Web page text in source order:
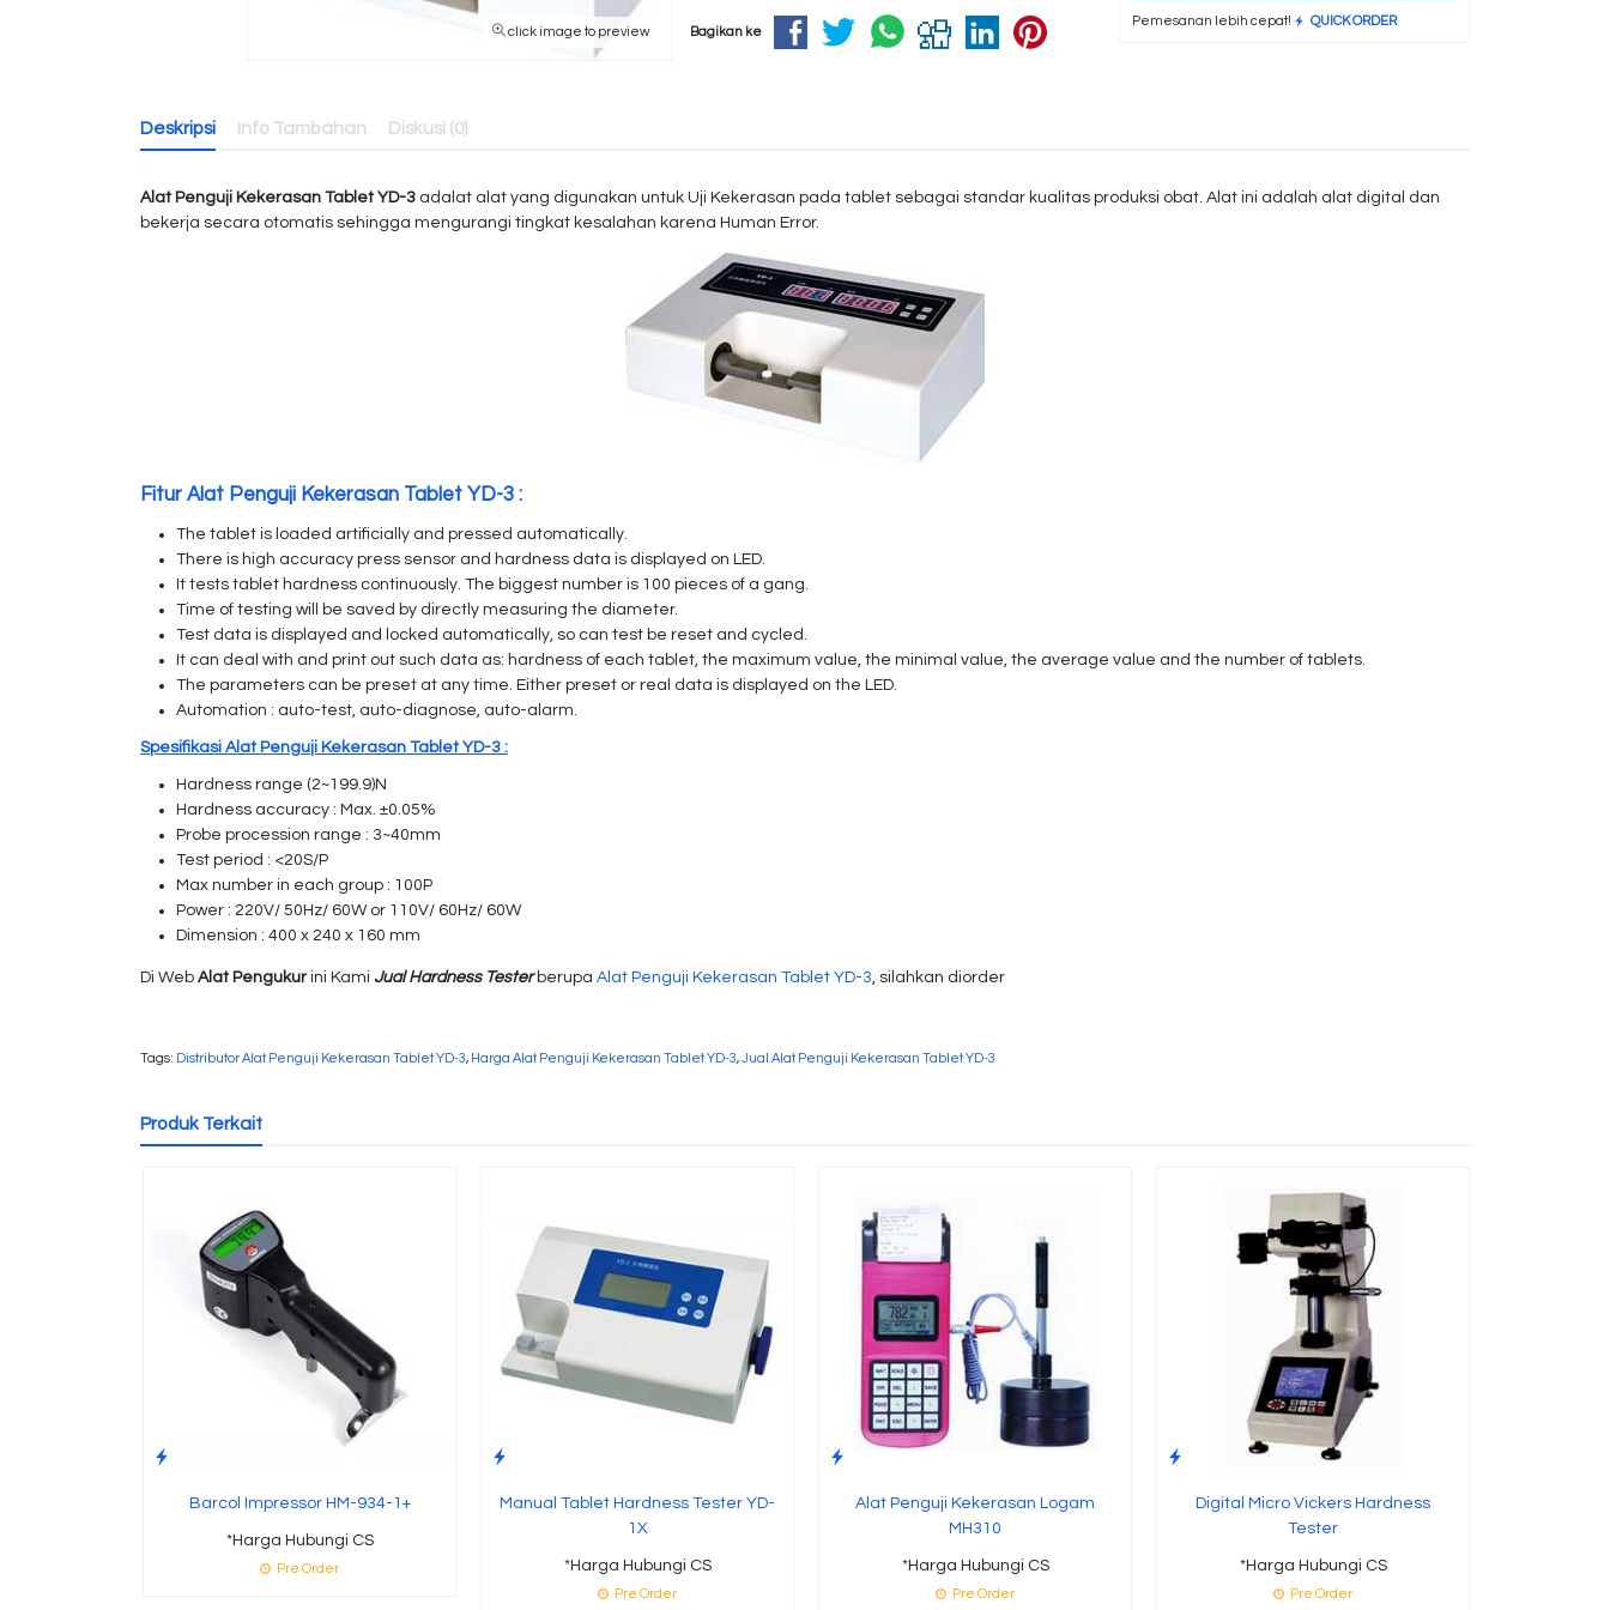
click image to preview
Pemesanan lebih cepat!
QUICK ORDER
Bagikan ke
Deskripsi Info Tambahan Diskusi (0)
Alat Penguji Kekerasan Tablet YD-3 adalat alat yang digunakan untuk Uji Kekerasan pada tablet sebagai standar kualitas produksi obat. Alat ini adalah alat digital dan
bekerja secara otomatis sehingga mengurangi tingkat kesalahan karena Human Error.
Fitur Alat Penguji Kekerasan Tablet YD-3 :
The tablet is loaded artificially and pressed automatically.
There is high accuracy press sensor and hardness data is displayed on LED.
It tests tablet hardness continuously. The biggest number is 100 pieces of a gang.
Time of testing will be saved by directly measuring the diameter.
Test data is displayed and locked automatically, so can test be reset and cycled.
It can deal with and print out such data as: hardness of each tablet, the maximum value, the minimal value, the average value and the number of tablets.
The parameters can be preset at any time. Either preset or real data is displayed on the LED.
Automation : auto-test, auto-diagnose, auto-alarm.
Spesifikasi Alat Penguji Kekerasan Tablet YD-3 :
Hardness range (2~199.9)N
Hardness accuracy : Max. ±0.05%
Probe procession range : 3~40mm
Test period : <20S/P
Max number in each group : 100P
Power : 220V/ 50Hz/ 60W or 110V/ 60Hz/ 60W
Dimension : 400 x 240 x 160 mm
Di Web Alat Pengukurini Kami Jual Hardness Testerberupa Alat Penguji Kekerasan Tablet YD-3, silahkan diorder
Tags: Distributor Alat Penguji Kekerasan Tablet YD-3, Harga Alat Penguji Kekerasan Tablet YD-3,Jual Alat Penguji Kekerasan Tablet YD-3
Produk Terkait
Barcol Impressor HM-934-1+
*Harga Hubungi CS
Pre Order
Manual Tablet Hardness Tester YD-
1X
*Harga Hubungi CS
Pre Order
Alat Penguji Kekerasan Logam
MH310
*Harga Hubungi CS
Pre Order
Digital Micro Vickers Hardness
Tester
*Harga Hubungi CS
Pre Order